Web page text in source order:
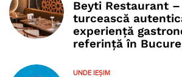
Beyti Restaurant
turcească
experiență
referință în
UNDE IEȘIM